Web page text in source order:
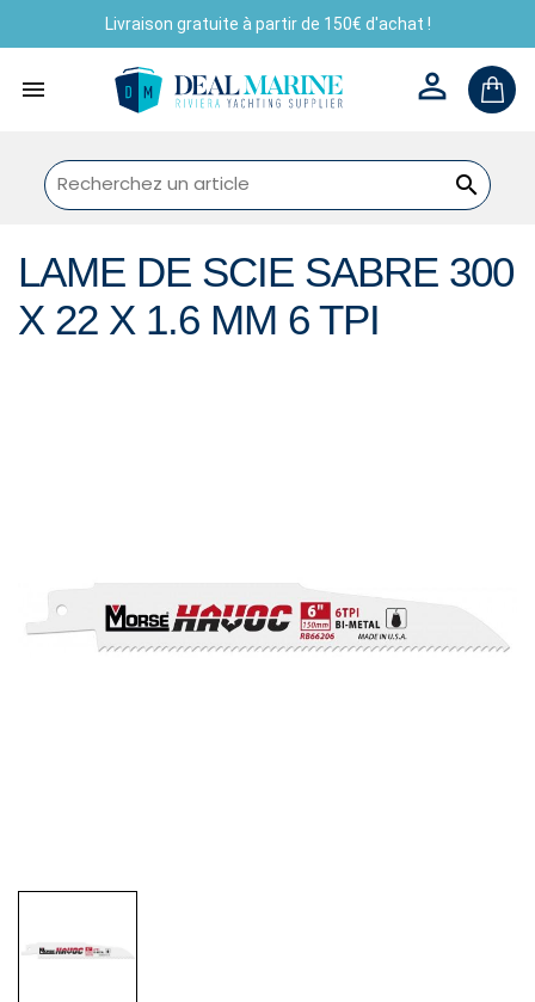
Livraison gratuite à partir de 150€ d'achat !
 

LAME DE SCIE SABRE 300
X 22 X 1.6 MM 6 TPI